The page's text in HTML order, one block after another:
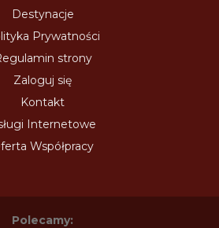
Destynacje
Prywatności
strony
Zaloguj się
Kontakt
Internetowe
Współpracy
Polecamy: